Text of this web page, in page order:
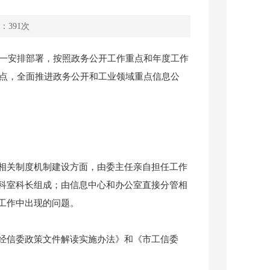
391次
排部署，按照政务公开工作重点和年度工作
，全面推进政务公开和工业领域重点信息公
制度机制建设方面，由委主任亲自担任工作
室科长组成；由信息中心和办公室直接分管相
中出现的问题。
委政策文件解读实施办法》和《市工信委